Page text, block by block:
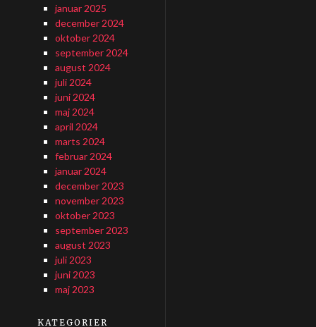
januar 2025
december 2024
oktober 2024
september 2024
august 2024
juli 2024
juni 2024
maj 2024
april 2024
marts 2024
februar 2024
januar 2024
december 2023
november 2023
oktober 2023
september 2023
august 2023
juli 2023
juni 2023
maj 2023
KATEGORIER